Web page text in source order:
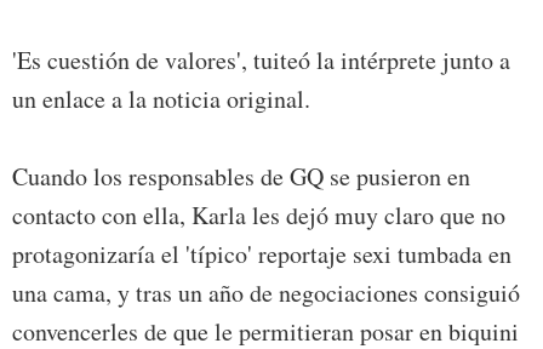
'Es cuestión de valores', tuiteó la intérprete junto a
un enlace a la noticia original.
Cuando los responsables de GQ se pusieron en
contacto con ella, Karla les dejó muy claro que no
protagonizaría el 'típico' reportaje sexi tumbada en
una cama, y tras un año de negociaciones consiguió
convencerles de que le permitieran posar en biquini